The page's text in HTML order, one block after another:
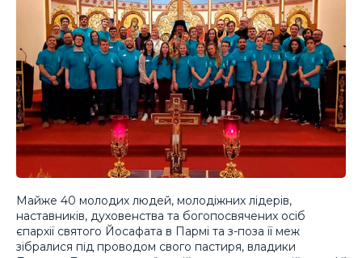
Майже 40 молодих людей, молодіжних лідерів,
наставників, духовенства та богопосвячених осіб
єпархії святого Йосафата в Пармі та з-поза її меж
зібралися під проводом свого пастиря, владики